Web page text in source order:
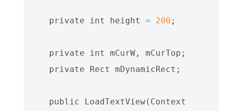
private int height = 200 ;
private int mCurW , mCurTop ;
private
Rect mDynamicRect ;
public LoadTextView( Context